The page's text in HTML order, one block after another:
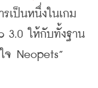
รเป็นหนึ่งในเกม
3.0 ให้กับทั้งฐาน
จ Neopets”